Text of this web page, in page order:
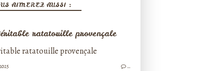
AIMEREZ AUSSI :
ratatouille provençale
…